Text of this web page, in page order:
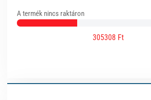
A termék nincs raktáron
305308 Ft